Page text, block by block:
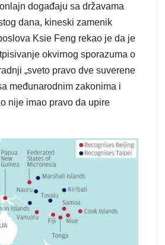
događaju sa državama
dana, kineski zamenik
Ksie Feng rekao je da je
okvirnog sporazuma o
„sveto pravo dve suverene
međunarodnim zakonima i
nije imao pravo da upire